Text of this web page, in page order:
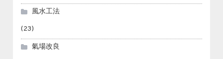
風水工法
(23)
氣場改良